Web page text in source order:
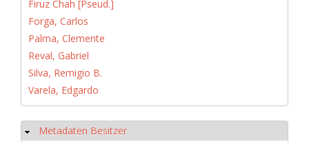
Firuz Chah [Pseud.]
Forga, Carlos
Palma, Clemente
Reval, Gabriel
Silva, Remigio B.
Varela, Edgardo
Hide
Metadaten Besitzer